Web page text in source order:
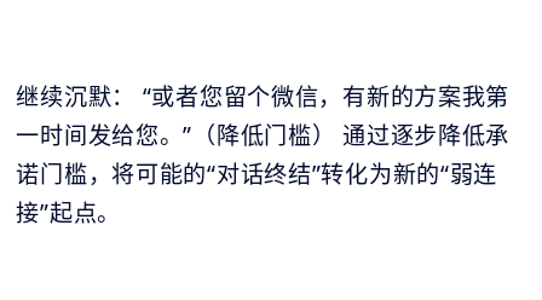
继续沉默： “或者您留个微信，有新的方案我第
一时间发给您。”（降低门槛） 通过逐步降低承
诺门槛，将可能的“对话终结”转化为新的“弱连
接”起点。